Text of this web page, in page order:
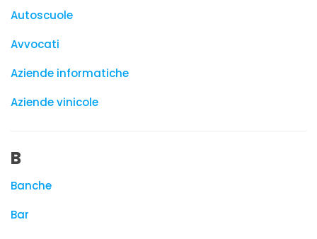
Autoscuole
Avvocati
Aziende informatiche
Aziende vinicole
B
Banche
Bar